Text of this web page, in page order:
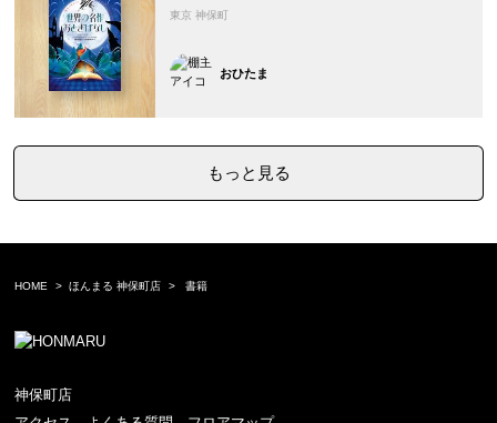
東京 神保町
おひたま
もっと見る
HOME ほんまる 神保町店 書籍
神保町店